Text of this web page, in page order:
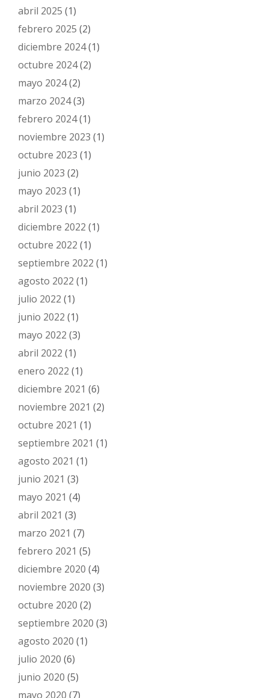
abril 2025 (1)
febrero 2025 (2)
diciembre 2024(1)
octubre 2024(2)
mayo 2024(2)
marzo 2024(3)
febrero 2024(1)
noviembre 2023 (1)
octubre 2023 (1)
junio 2023 (2)
mayo 2023 (1)
abril 2023 (1)
diciembre 2022 (1)
octubre 2022 (1)
septiembre 2022 (1)
agosto 2022 (1)
julio 2022 (1)
junio 2022 (1)
mayo 2022 (3)
abril 2022 (1)
enero 2022 (1)
diciembre 2021 (6)
noviembre 2021 (2)
octubre 2021 (1)
septiembre 2021 (1)
agosto 2021 (1)
junio 2021 (3)
mayo 2021 (4)
abril 2021 (3)
marzo 2021 (7)
febrero 2021 (5)
diciembre 2020 (4)
noviembre 2020 (3)
octubre 2020 (2)
septiembre 2020 (3)
agosto 2020 (1)
julio 2020 (6)
junio 2020 (5)
mayo 2020 (7)